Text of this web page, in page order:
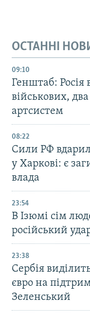
ОСТАННІ
09:10
Генштаб: Росія
військових,
артсистем
08:22
Сили РФ
у Харкові: є
влада
23:54
В Ізюмі сім
російський
23:38
Сербія
євро на
Зеленський